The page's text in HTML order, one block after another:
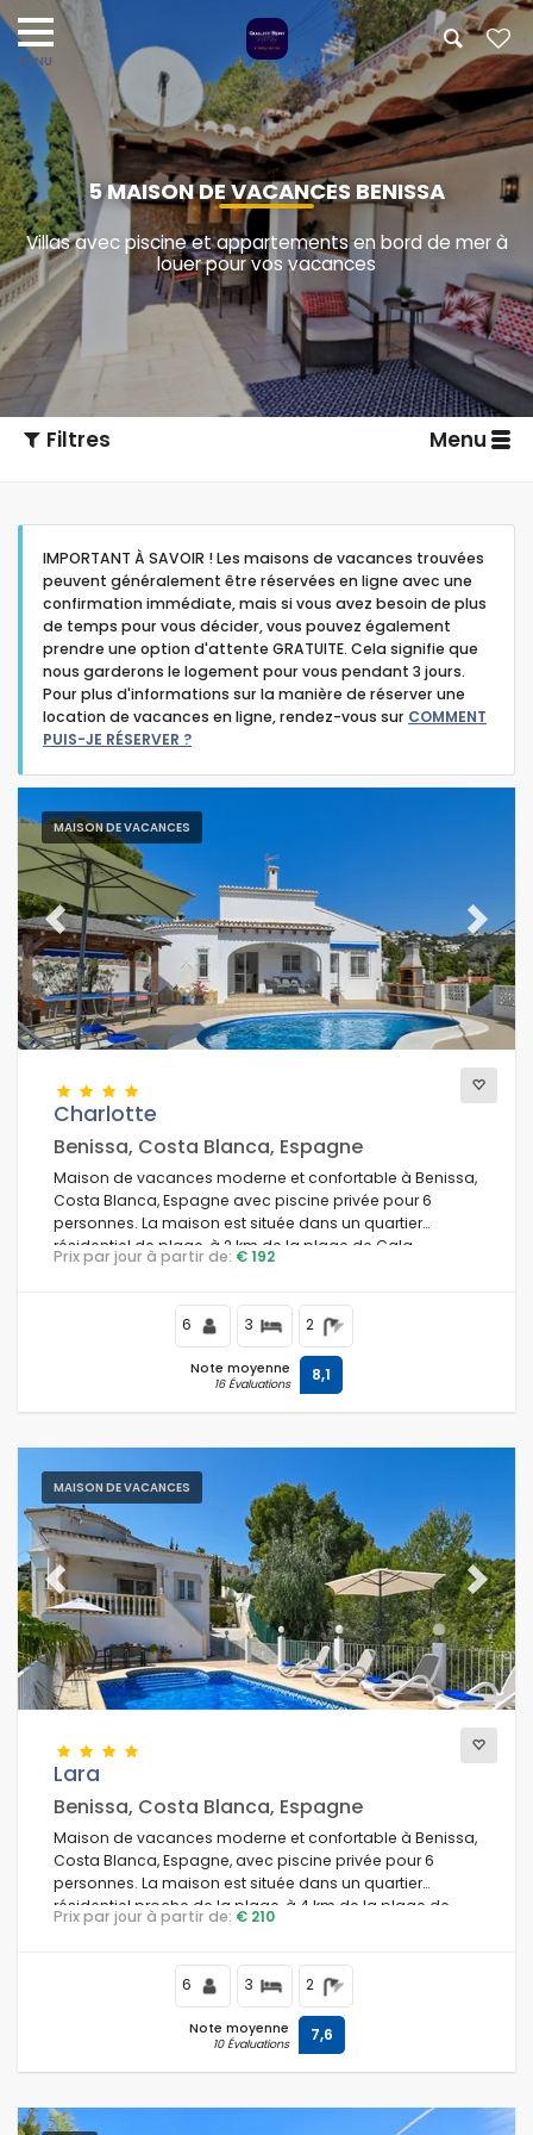
5 MAISON DE VACANCES BENISSA
Villas avec piscine et appartements en bord de mer à
louer pour vos vacances
Filtres Menu
Type d'hébergement
Personnes
Des chambres
Salles de bains
Optionnel
Confort
Services
Vues
Catégories supplémentaires
IMPORTANT À SAVOIR ! Les maisons de vacances trouvées
peuvent généralement être réservées en ligne avec une
confirmation immédiate, mais si vous avez besoin de plus
de temps pour vous décider, vous pouvez également
prendre une option d'attente GRATUITE. Cela signifie que
nous garderons le logement pour vous pendant 3 jours.
Pour plus d'informations sur la manière de réserver une
location de vacances en ligne, rendez-vous sur COMMENT
PUIS-JE RÉSERVER ?
MAISON DE VACANCES
Previous Next
Charlotte
Benissa, Costa Blanca, Espagne
Maison de vacances moderne et confortable à Benissa,
Costa Blanca, Espagne avec piscine privée pour 6
personnes. La maison est située dans un quartier
résidentiel de plage, à 2 km de la plage de Cala
Baladrar et à 5 km de Moraira.
Prix par jour à partir de: € 192
6 3 2
Note moyenne
16 Évaluations 8,1
MAISON DE VACANCES
Previous Next
Lara
Benissa, Costa Blanca, Espagne
Maison de vacances moderne et confortable à Benissa,
Costa Blanca, Espagne, avec piscine privée pour 6
personnes. La maison est située dans un quartier
résidentiel proche de la plage, à 4 km de la plage de
Cala Baladrar et à 4 km de Moraira.
Prix par jour à partir de: € 210
6 3 2
Note moyenne
10 Évaluations 7,6